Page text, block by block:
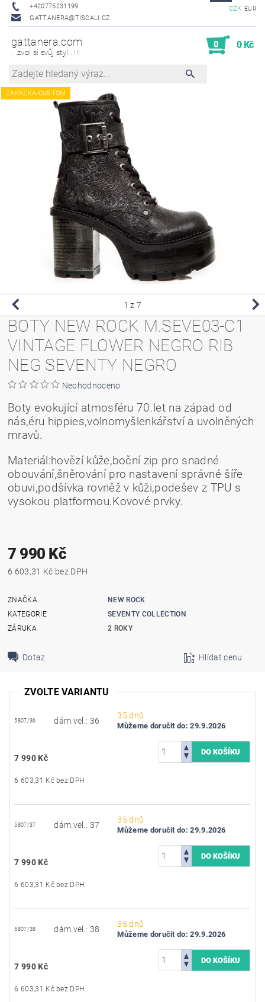
+420775231199
GATTANERA@TISCALI.CZ
CZK EUR
gattanera.com
...zvol si svůj styl...!!!
0 0 Kč
ZAKÁZKA-CUSTOM
1 z 7
BOTY NEW ROCK M.SEVE03-C1
VINTAGE FLOWER NEGRO RIB
NEG SEVENTY NEGRO
Neohodnoceno
Boty evokující atmosféru 70.let na západ od
nás,éru hippies,volnomyšlenkářství a uvolněných
mravů.
Materiál:hovězí kůže,boční zip pro snadné
obouvání,šněrování pro nastavení správné šíře
obuvi,podšívka rovněž v kůži,podešev z TPU s
vysokou platformou.Kovové prvky.
7 990 Kč
6 603,31 Kč bez DPH
ZNAČKA
NEW ROCK
KATEGORIE
SEVENTY COLLECTION
ZÁRUKA
2 ROKY
Dotaz Hlídat cenu
ZVOLTE VARIANTU
5807/36 dám.vel.: 36
35 dnů
Můžeme doručit do: 29.9.2026
7 990 Kč
6 603,31 Kč bez DPH
5807/37 dám.vel.: 37
35 dnů
Můžeme doručit do: 29.9.2026
7 990 Kč
6 603,31 Kč bez DPH
5807/38 dám.vel.: 38
35 dnů
Můžeme doručit do: 29.9.2026
7 990 Kč
6 603,31 Kč bez DPH